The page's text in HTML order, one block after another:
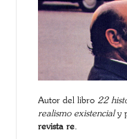
Autor del libro 22
realismo existencialy
revista re.